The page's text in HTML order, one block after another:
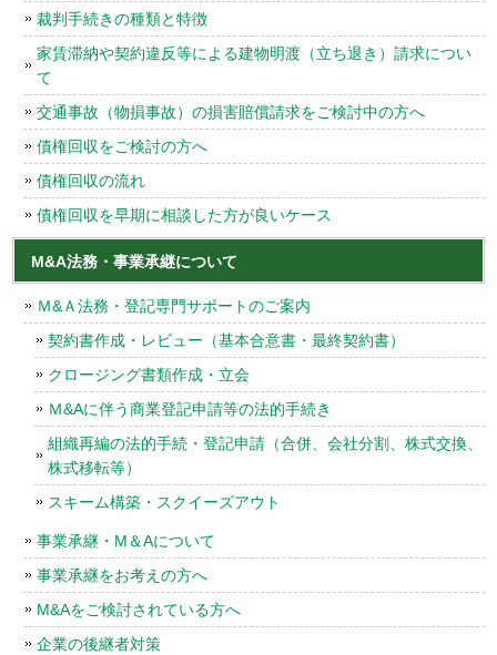
裁判手続きの種類と特徴
家賃滞納や契約違反等による建物明渡（立ち退き）請求につい
て
交通事故（物損事故）の損害賠償請求をご検討中の方へ
債権回収をご検討の方へ
債権回収の流れ
債権回収を早期に相談した方が良いケース
M&A法務・事業承継について
Ｍ&Ａ法務・登記専門サポートのご案内
契約書作成・レビュー（基本合意書・最終契約書）
クロージング書類作成・立会
Ｍ&Aに伴う商業登記申請等の法的手続き
組織再編の法的手続・登記申請（合併、会社分割、株式交換、
株式移転等）
スキーム構築・スクイーズアウト
事業承継・M＆Aについて
事業承継をお考えの方へ
M&Aをご検討されている方へ
企業の後継者対策